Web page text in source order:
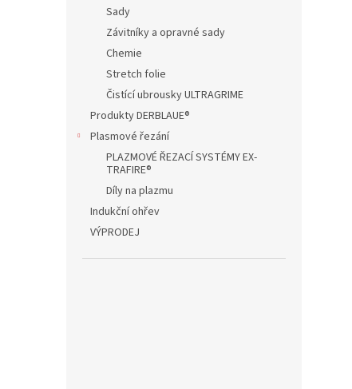
Sady
Závitníky a opravné sady
Chemie
Stretch folie
Čistící ubrousky ULTRAGRIME
Produkty DERBLAUE®
Plasmové řezání
PLAZMOVÉ ŘEZACÍ SYSTÉMY EX-
TRAFIRE®
Díly na plazmu
Indukční ohřev
VÝPRODEJ